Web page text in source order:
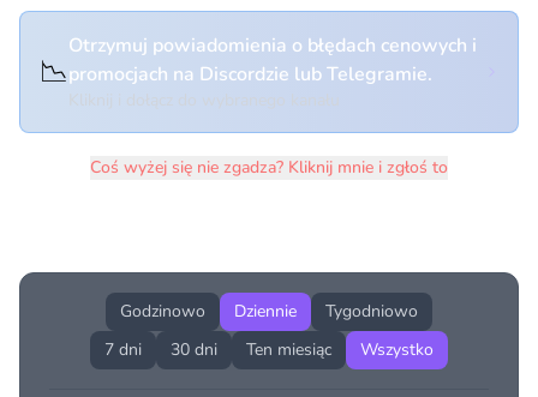
📉
Otrzymuj powiadomienia o błędach cenowych i
promocjach na Discordzie lub Telegramie.
Coś wyżej się nie zgadza? Kliknij mnie i zgłoś to
Godzinowo Dziennie
Tygodniowo
7 dni
30 dni Ten miesiąc Wszystko